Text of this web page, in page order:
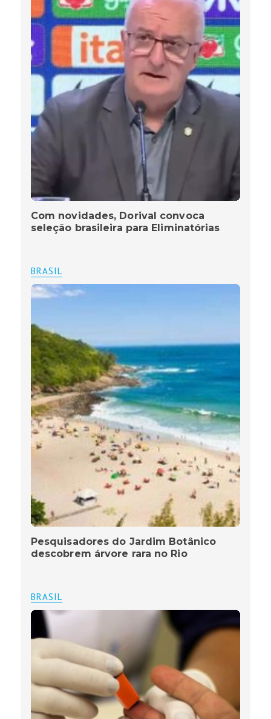
Com novidades, Dorival convoca
seleção brasileira para Eliminatórias
BRASIL
Pesquisadores do Jardim Botânico
descobrem árvore rara no Rio
BRASIL